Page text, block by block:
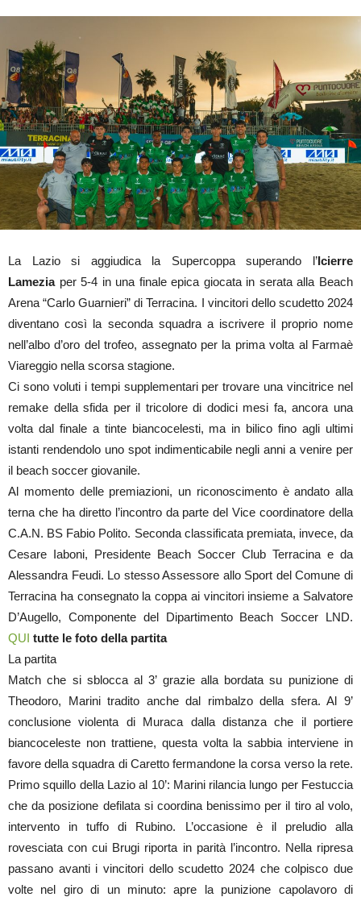
La Lazio si aggiudica la Supercoppa superando l’Icierre
Lamezia per 5-4 in una finale epica giocata in serata alla Beach
Arena “Carlo Guarnieri” di Terracina. I vincitori dello scudetto 2024
diventano così la seconda squadra a iscrivere il proprio nome
nell’albo d’oro del trofeo, assegnato per la prima volta al Farmaè
Viareggio nella scorsa stagione.
Ci sono voluti i tempi supplementari per trovare una vincitrice nel
remake della sfida per il tricolore di dodici mesi fa, ancora una
volta dal finale a tinte biancocelesti, ma in bilico fino agli ultimi
istanti rendendolo uno spot indimenticabile negli anni a venire per
il beach soccer giovanile.
Al momento delle premiazioni, un riconoscimento è andato alla
terna che ha diretto l’incontro da parte del Vice coordinatore della
C.A.N. BS Fabio Polito. Seconda classificata premiata, invece, da
Cesare Iaboni, Presidente Beach Soccer Club Terracina e da
Alessandra Feudi. Lo stesso Assessore allo Sport del Comune di
Terracina ha consegnato la coppa ai vincitori insieme a Salvatore
D’Augello, Componente del Dipartimento Beach Soccer LND.
QUI tutte le foto della partita
La partita
Match che si sblocca al 3’ grazie alla bordata su punizione di
Theodoro, Marini tradito anche dal rimbalzo della sfera. Al 9’
conclusione violenta di Muraca dalla distanza che il portiere
biancoceleste non trattiene, questa volta la sabbia interviene in
favore della squadra di Caretto fermandone la corsa verso la rete.
Primo squillo della Lazio al 10’: Marini rilancia lungo per Festuccia
che da posizione defilata si coordina benissimo per il tiro al volo,
intervento in tuffo di Rubino. L’occasione è il preludio alla
rovesciata con cui Brugi riporta in parità l’incontro. Nella ripresa
passano avanti i vincitori dello scudetto 2024 che colpisco due
volte nel giro di un minuto: apre la punizione capolavoro di